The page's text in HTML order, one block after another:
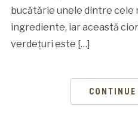
bucătărie unele dintre cele
ingrediente, iar această
verdețuri este […]
CONTINUE